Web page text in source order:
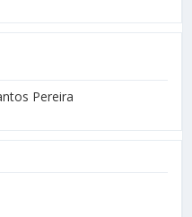
Pereira